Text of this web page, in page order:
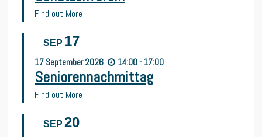
Find out More
SEP 17
17 September2026 14:00 - 17:00
Seniorennachmittag
Find out More
SEP 20